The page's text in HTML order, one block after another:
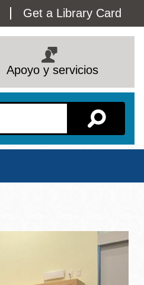
Get a Library Card
Apoyo y servicios